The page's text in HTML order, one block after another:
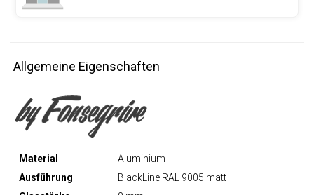
Allgemeine Eigenschaften
Material
Aluminium
Ausführung
BlackLine RAL 9005 matt